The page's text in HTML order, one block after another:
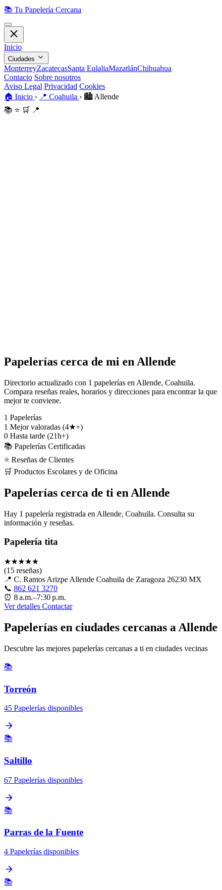
📚 Tu Papelería Cercana
Inicio
Ciudades
MonterreyZacatecasSanta EulaliaMazatlánChihuahua
Contacto Sobre nosotros
Aviso Legal Privacidad Cookies
🏠 Inicio › 📍 Coahuila › 🏙️ Allende
📚 ⭐ 🛒 📍
Papelerías cerca de mi en Allende
Directorio actualizado con 1 papelerías en Allende, Coahuila.
Compara reseñas reales, horarios y direcciones para encontrar la que
mejor te conviene.
1 Papelerías
1 Mejor valoradas (4★+)
0 Hasta tarde (21h+)
📚 Papelerías Certificadas
⭐ Reseñas de Clientes
🛒 Productos Escolares y de Oficina
Papelerías cerca de ti en Allende
Hay 1 papelería registrada en Allende, Coahuila. Consulta su
información y reseñas.
Papelería tita
★★★★★
(15 reseñas)
📍 C. Ramos Arizpe Allende Coahuila de Zaragoza 26230 MX
📞 862 621 3270
⏰ 8 a.m.–7:30 p.m.
Ver detalles Contactar
Papelerías en ciudades cercanas a Allende
Descubre las mejores papelerías cercanas a ti en ciudades vecinas
📚
Torreón
45 Papelerías disponibles
📚
Saltillo
67 Papelerías disponibles
📚
Parras de la Fuente
4 Papelerías disponibles
📚